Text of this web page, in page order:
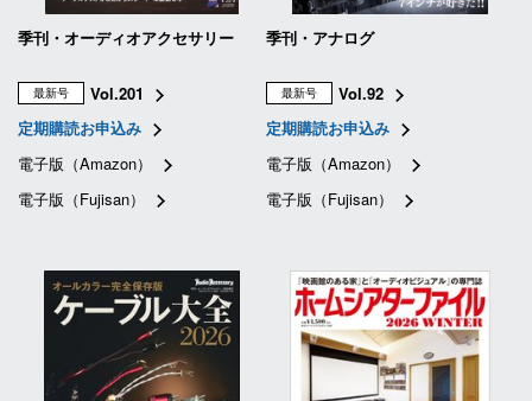
季刊・オーディオアクセサリー
最新号
Vol.201
定期購読お申込み
電子版（Amazon）
電子版（Fujisan）
季刊・アナログ
最新号
Vol.92
定期購読お申込み
電子版（Amazon）
電子版（Fujisan）